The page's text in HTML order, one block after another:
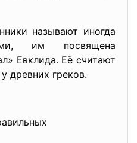
называют иногда
им посвящена
Евклида. Её считают
древних греков.